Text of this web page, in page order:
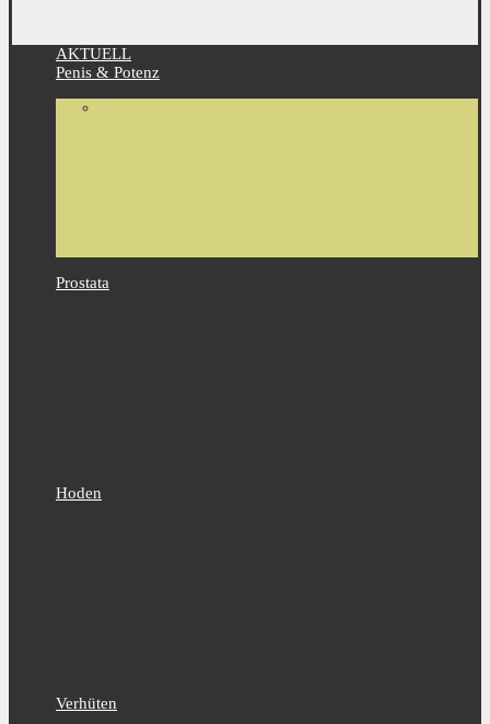
AKTUELL
Penis & Potenz
Prostata
Hoden
Verhüten